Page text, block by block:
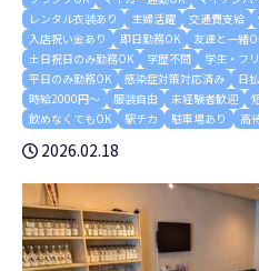
レンタル衣装あり
主婦活躍 交通費支給
入店祝い金あり
即日勤務OK 友達と一緒
土日祝日のみ勤務OK
学歴不問 学生・フ
平日のみ勤務OK
感染症対策対応済み 日
時給2000円～
服装自由 未経験者歓迎
飲めなくてもOK
駅チカ 駐車場あり 高
2026.02.18